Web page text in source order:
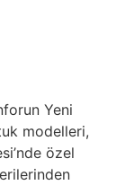
Yeni
modelleri,
özel